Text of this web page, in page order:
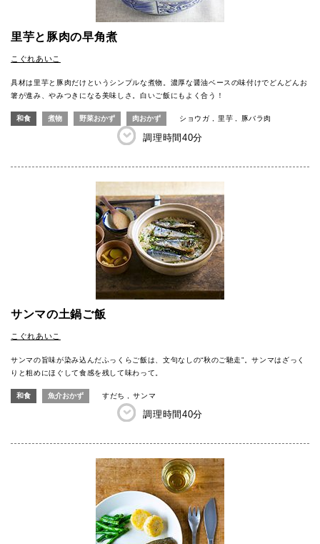
里芋と豚肉の早角煮
こぐれあいこ
具材は里芋と豚肉だけというシンプルな煮物。濃厚な醤油ベースの味付けでどんどんお
箸が進み、やみつきになる美味しさ。白いご飯にもよく合う！
和食 煮物 野菜おかず 肉おかず ショウガ 里芋 豚バラ肉
調理時間40分
サンマの土鍋ご飯
こぐれあいこ
サンマの旨味が染み込んだふっくらご飯は、文句なしの“秋のご馳走”。サンマはざっく
りと粗めにほぐして食感を残して味わって。
和食 魚介おかず すだち サンマ
調理時間40分